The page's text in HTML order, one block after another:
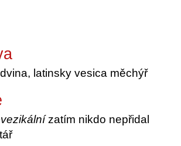
latinsky vesica měchýř
zatím nikdo nepřidal